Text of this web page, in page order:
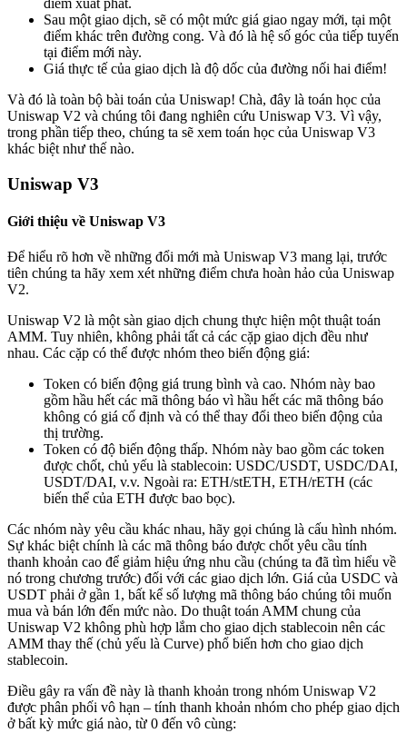
điểm xuất phát.
Sau một giao dịch, sẽ có một mức giá giao ngay mới, tại một
điểm khác trên đường cong. Và đó là hệ số góc của tiếp tuyến
tại điểm mới này.
Giá thực tế của giao dịch là độ dốc của đường nối hai điểm!
Và đó là toàn bộ bài toán của Uniswap! Chà, đây là toán học của
Uniswap V2 và chúng tôi đang nghiên cứu Uniswap V3. Vì vậy,
trong phần tiếp theo, chúng ta sẽ xem toán học của Uniswap V3
khác biệt như thế nào.
Uniswap V3
Giới thiệu về Uniswap V3
Để hiểu rõ hơn về những đổi mới mà Uniswap V3 mang lại, trước
tiên chúng ta hãy xem xét những điểm chưa hoàn hảo của Uniswap
V2.
Uniswap V2 là một sàn giao dịch chung thực hiện một thuật toán
AMM. Tuy nhiên, không phải tất cả các cặp giao dịch đều như
nhau. Các cặp có thể được nhóm theo biến động giá:
Token có biến động giá trung bình và cao. Nhóm này bao
gồm hầu hết các mã thông báo vì hầu hết các mã thông báo
không có giá cố định và có thể thay đổi theo biến động của
thị trường.
Token có độ biến động thấp. Nhóm này bao gồm các token
được chốt, chủ yếu là stablecoin: USDC/USDT, USDC/DAI,
USDT/DAI, v.v. Ngoài ra: ETH/stETH, ETH/rETH (các
biến thể của ETH được bao bọc).
Các nhóm này yêu cầu khác nhau, hãy gọi chúng là cấu hình nhóm.
Sự khác biệt chính là các mã thông báo được chốt yêu cầu tính
thanh khoản cao để giảm hiệu ứng nhu cầu (chúng ta đã tìm hiểu về
nó trong chương trước) đối với các giao dịch lớn. Giá của USDC và
USDT phải ở gần 1, bất kể số lượng mã thông báo chúng tôi muốn
mua và bán lớn đến mức nào. Do thuật toán AMM chung của
Uniswap V2 không phù hợp lắm cho giao dịch stablecoin nên các
AMM thay thế (chủ yếu là Curve) phổ biến hơn cho giao dịch
stablecoin.
Điều gây ra vấn đề này là thanh khoản trong nhóm Uniswap V2
được phân phối vô hạn – tính thanh khoản nhóm cho phép giao dịch
ở bất kỳ mức giá nào, từ 0 đến vô cùng: